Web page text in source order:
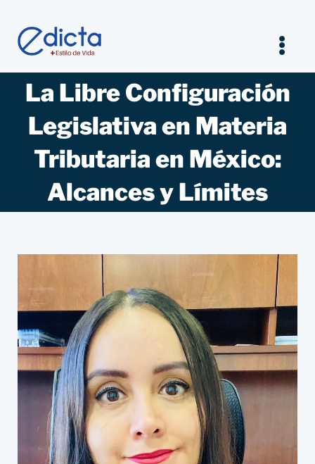
contenido
Inicio
Legal
Empresarios
Entrevistas Jurídicas
La Libre Configuración
Legislativa en Materia
Tributaria en México:
Alcances y Límites